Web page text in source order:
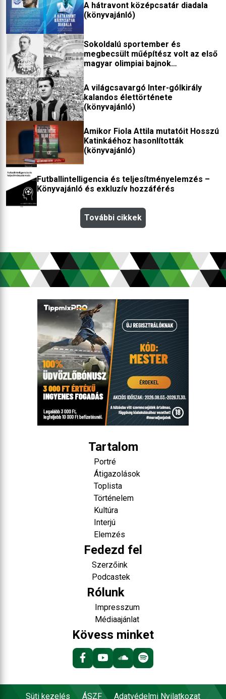
A hátravont középcsatár diadala
(könyvajánló)
Sokoldalú sportember és
megbecsült műépítész volt az első
magyar olimpiai bajnok
(könyvajánló)
A világcsavargó Inter-gólkirály
kalandos élettörténete
(könyvajánló)
Amikor Fiola Attila mutatóit Hosszú
Katinkáéhoz hasonlították
(könyvajánló)
Futballintelligencia és teljesítményelemzés –
Könyvajánló és exkluzív hozzáférés
További cikkek
Tartalom
Portré
Átigazolások
Toplista
Történelem
Kultúra
Interjú
Elemzés
Fedezd fel
Szerzőink
Podcastek
Rólunk
Impresszum
Médiaajánlat
Kövess minket
Süti kezelés ÁSZF Adatvédelmi Nyilatkozat